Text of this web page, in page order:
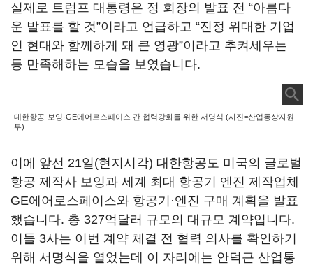
실제로 트럼프 대통령은 정 회장의 발표 전 “아름다
운 발표를 할 것”이라고 언급하고 “진정 위대한 기업
인 현대와 함께하게 돼 큰 영광”이라고 추켜세우는
등 만족해하는 모습을 보였습니다.
대한항공-보잉·GE에어로스페이스 간 협력강화를 위한 서명식 (사진=산업통상자원
부)
이에 앞선 21일(현지시각) 대한항공도 미국의 글로벌
항공 제작사 보잉과 세계 최대 항공기 엔진 제작업체
GE에어로스페이스와 항공기·엔진 구매 계획을 발표
했습니다. 총 327억달러 규모의 대규모 계약입니다.
이들 3사는 이번 계약 체결 전 협력 의사를 확인하기
위해 서명식을 열었는데 이 자리에는 안덕근 산업통